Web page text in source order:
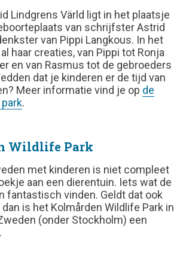
Lindgrens Värld ligt in het plaatsje
van schrijfster Astrid
van Pippi Langkous. In het
haar creaties, van Pippi tot Ronja
en van Rasmus tot de gebroeders
dat je kinderen er de tijd van
Meer informatie vind je op de
.
Wildlife Park
met kinderen is niet compleet
aan een dierentuin. Iets wat de
fantastisch vinden. Geldt dat ook
is het Kolmården Wildlife Park in
(onder Stockholm) een